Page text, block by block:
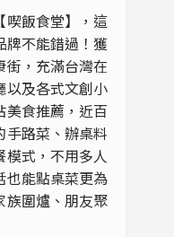
喫飯食堂】，這
牌不能錯過！獲
街，充滿台灣在
以及各式文創小
美食推薦，近百
手路菜、辦桌料
式，不用多人
也能點桌菜更為
族圍爐、朋友聚